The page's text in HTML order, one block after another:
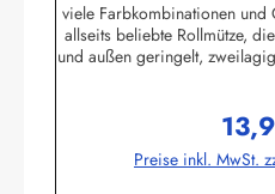
viele Farbkombinationen
allseits beliebte Rollmütze,
und außen geringelt,
zu allen Ringelmuster -
Kopfumfang (bis 18
KopfumfangPreise inkl. MwSt.